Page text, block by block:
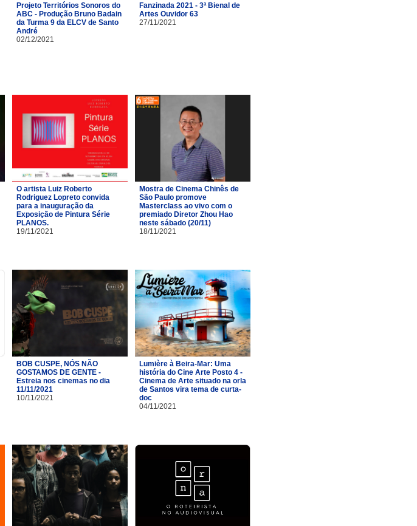
Projeto Territórios Sonoros do
ABC - Produção Bruno Badain
da Turma 9 da ELCV de Santo
André
02/12/2021
Fanzinada 2021 - 3ª Bienal de
Artes Ouvidor 63
27/11/2021
O artista Luiz Roberto
Rodriguez Lopreto convida
para a inauguração da
Exposição de Pintura Série
PLANOS.
19/11/2021
Mostra de Cinema Chinês de
São Paulo promove
Masterclass ao vivo com o
premiado Diretor Zhou Hao
neste sábado (20/11)
18/11/2021
BOB CUSPE, NÓS NÃO
GOSTAMOS DE GENTE -
Estreia nos cinemas no dia
11/11/2021
10/11/2021
Lumière à Beira-Mar: Uma
história do Cine Arte Posto 4 -
Cinema de Arte situado na orla
de Santos vira tema de curta-
doc
04/11/2021